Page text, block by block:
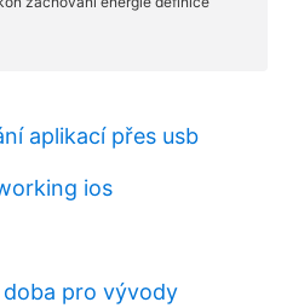
aplikací přes usb
ios
pro vývody